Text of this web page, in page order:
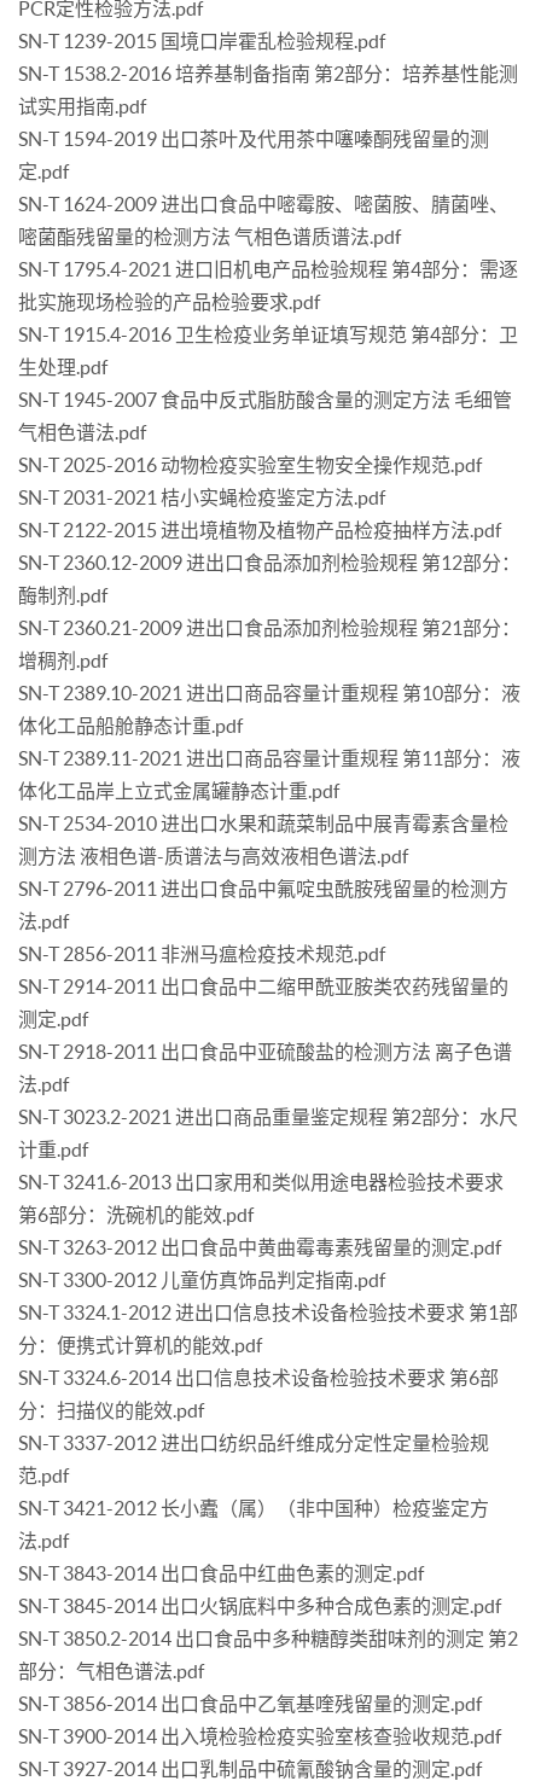
PCR定性检验方法.pdf
SN-T 1239-2015 国境口岸霍乱检验规程.pdf
SN-T 1538.2-2016 培养基制备指南 第2部分：培养基性能测
试实用指南.pdf
SN-T 1594-2019 出口茶叶及代用茶中噻嗪酮残留量的测
定.pdf
SN-T 1624-2009 进出口食品中嘧霉胺、嘧菌胺、腈菌唑、
嘧菌酯残留量的检测方法 气相色谱质谱法.pdf
SN-T 1795.4-2021 进口旧机电产品检验规程 第4部分：需逐
批实施现场检验的产品检验要求.pdf
SN-T 1915.4-2016 卫生检疫业务单证填写规范 第4部分：卫
生处理.pdf
SN-T 1945-2007 食品中反式脂肪酸含量的测定方法 毛细管
气相色谱法.pdf
SN-T 2025-2016 动物检疫实验室生物安全操作规范.pdf
SN-T 2031-2021 桔小实蝇检疫鉴定方法.pdf
SN-T 2122-2015 进出境植物及植物产品检疫抽样方法.pdf
SN-T 2360.12-2009 进出口食品添加剂检验规程 第12部分：
酶制剂.pdf
SN-T 2360.21-2009 进出口食品添加剂检验规程 第21部分：
增稠剂.pdf
SN-T 2389.10-2021 进出口商品容量计重规程 第10部分：液
体化工品船舱静态计重.pdf
SN-T 2389.11-2021 进出口商品容量计重规程 第11部分：液
体化工品岸上立式金属罐静态计重.pdf
SN-T 2534-2010 进出口水果和蔬菜制品中展青霉素含量检
测方法 液相色谱-质谱法与高效液相色谱法.pdf
SN-T 2796-2011 进出口食品中氟啶虫酰胺残留量的检测方
法.pdf
SN-T 2856-2011 非洲马瘟检疫技术规范.pdf
SN-T 2914-2011 出口食品中二缩甲酰亚胺类农药残留量的
测定.pdf
SN-T 2918-2011 出口食品中亚硫酸盐的检测方法 离子色谱
法.pdf
SN-T 3023.2-2021 进出口商品重量鉴定规程 第2部分：水尺
计重.pdf
SN-T 3241.6-2013 出口家用和类似用途电器检验技术要求
第6部分：洗碗机的能效.pdf
SN-T 3263-2012 出口食品中黄曲霉毒素残留量的测定.pdf
SN-T 3300-2012 儿童仿真饰品判定指南.pdf
SN-T 3324.1-2012 进出口信息技术设备检验技术要求 第1部
分：便携式计算机的能效.pdf
SN-T 3324.6-2014 出口信息技术设备检验技术要求 第6部
分：扫描仪的能效.pdf
SN-T 3337-2012 进出口纺织品纤维成分定性定量检验规
范.pdf
SN-T 3421-2012 长小蠹（属）（非中国种）检疫鉴定方
法.pdf
SN-T 3843-2014 出口食品中红曲色素的测定.pdf
SN-T 3845-2014 出口火锅底料中多种合成色素的测定.pdf
SN-T 3850.2-2014 出口食品中多种糖醇类甜味剂的测定 第2
部分：气相色谱法.pdf
SN-T 3856-2014 出口食品中乙氧基喹残留量的测定.pdf
SN-T 3900-2014 出入境检验检疫实验室核查验收规范.pdf
SN-T 3927-2014 出口乳制品中硫氰酸钠含量的测定.pdf